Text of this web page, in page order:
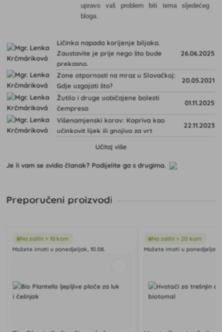
upravo vaš problem biti tema sljedećeg
bloga.
Ličinka napada korijenje biljaka.
Zaustavite je prije nego što bude
prekasno.
26.06.2025
Zone otpornosti na mraz u Slovačkoj:
Gdje uzgajati što?
20.05.2021
Žutilo i druge uobičajene bolesti
čempresa
01.11.2025
Višenamjenski korov: Kopriva kao
učinkovit lijek ili gnojivo za vrt
22.11.2023
Učitaj više
Je li vam se svidio članak? Podijelite ga s drugima.
Preporučeni proizvodi
Na zalihi > 10 kom
Možete imati u ponedjeljak, 10.08.
Na zalihi > 20 kom
Možete imati u ponedjeljak,